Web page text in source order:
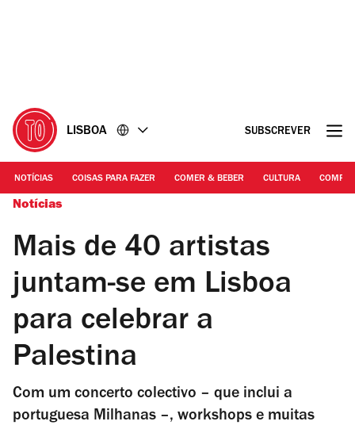
LISBOA SUBSCREVER
NOTÍCIAS COISAS PARA FAZER COMER & BEBER CULTURA
Notícias
Mais de 40 artistas
juntam-se em Lisboa
para celebrar a
Palestina
Com um concerto colectivo – que inclui a
portuguesa Milhanas –, workshops e muitas